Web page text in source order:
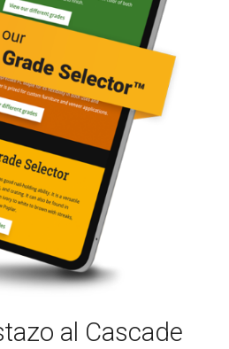
al Cascade